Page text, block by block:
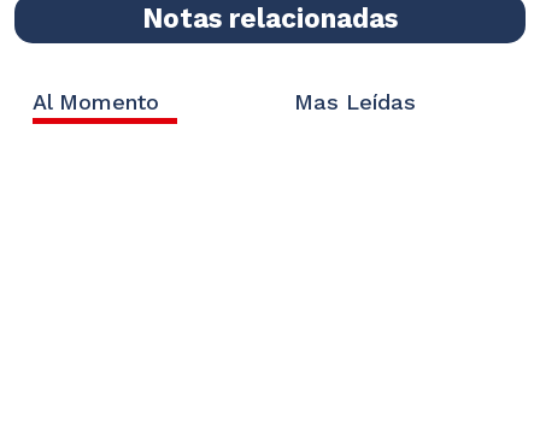
Notas relacionadas
Al Momento Mas Leídas